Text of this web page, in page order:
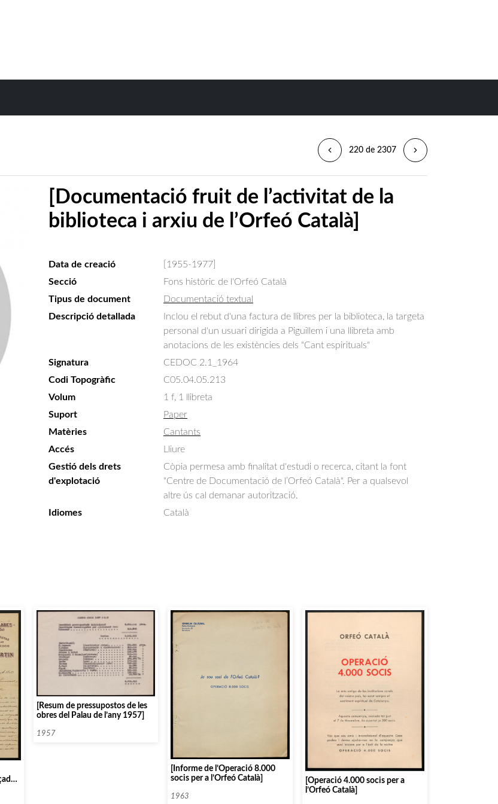
220 de 2307
[Documentació fruit de l’activitat de la
biblioteca i arxiu de l’Orfeó Català]
Data de creació
[1955-1977]
Secció
Fons històric de l'Orfeó Català
Tipus de document
Documentació textual
Descripció detallada
Inclou el rebut d'una factura de llibres per la biblioteca, la targeta
personal d'un usuari dirigida a Piguillem i una llibreta amb
anotacions de les existències dels "Cant espirituals"
Signatura
CEDOC 2.1_1964
Codi Topogràfic
C05.04.05.213
Volum
1 f, 1 llibreta
Suport
Paper
Matèries
Cantants
Accés
Lliure
Gestió dels drets
d'explotació
Còpia permesa amb finalitat d'estudi o recerca, citant la font
"Centre de Documentació de l’Orfeó Català". Per a qualsevol
altre ús cal demanar autorització.
Idiomes
Català
[Resum de pressupostos de les
obres del Palau de l’any 1957]
1957
[Informe de l’Operació 8.000
socis per a l’Orfeó Català]
1963
[Operació 4.000 socis per a
l’Orfeó Català]